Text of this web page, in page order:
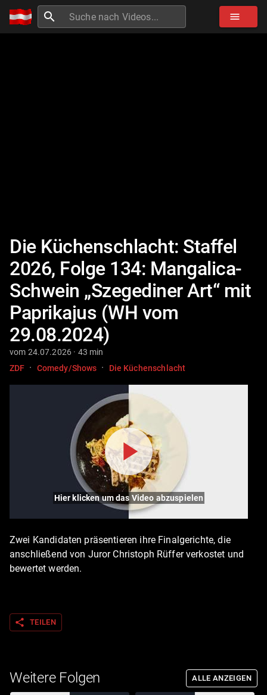
search menu
Die Küchenschlacht: Staffel
2026, Folge 134: Mangalica-
Schwein „Szegediner Art“ mit
Paprikajus (WH vom
29.08.2024)
vom 24.07.2026 · 43 min
ZDF · Comedy/Shows · Die Küchenschlacht
Hier klicken um das Video abzuspielen
Zwei Kandidaten präsentieren ihre Finalgerichte, die
anschließend von Juror Christoph Rüffer verkostet und
bewertet werden.
share TEILEN
Weitere Folgen ALLE ANZEIGEN